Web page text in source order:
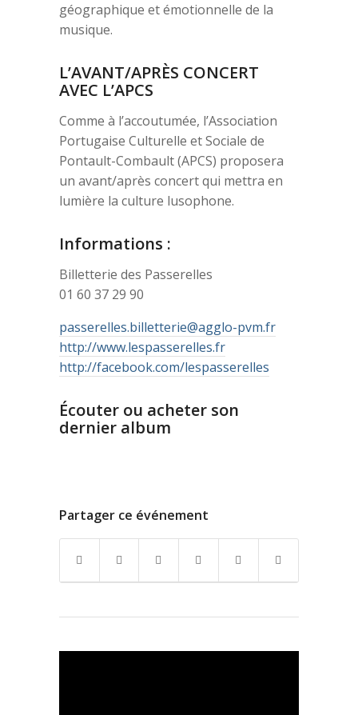
géographique et émotionnelle de la
musique.
L’AVANT/APRÈS CONCERT
AVEC L’APCS
Comme à l’accoutumée, l’Association
Portugaise Culturelle et Sociale de
Pontault-Combault (APCS) proposera
un avant/après concert qui mettra en
lumière la culture lusophone.
Informations :
Billetterie des Passerelles
01 60 37 29 90
passerelles.billetterie@agglo-pvm.fr
http://www.lespasserelles.fr
http://facebook.com/lespasserelles
Écouter ou acheter son
dernier album
Partager ce événement